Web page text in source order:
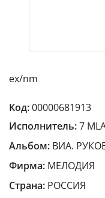
ex/nm
Код:00000681913
Исполнитель:7
Альбом: ВИА.
Фирма: МЕЛОДИЯ
Страна: РОССИЯ